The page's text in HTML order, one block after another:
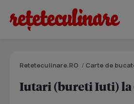
Reteteculinare.RO / Carte de
Iutari (bureti Iuti) la